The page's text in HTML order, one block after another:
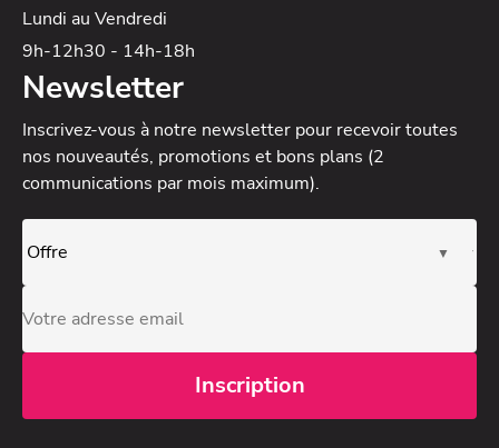
Lundi au Vendredi
9h-12h30 - 14h-18h
Newsletter
Inscrivez-vous à notre newsletter pour recevoir toutes
nos nouveautés, promotions et bons plans (2
communications par mois maximum).